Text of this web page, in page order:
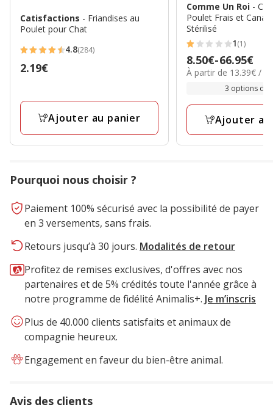
Catisfactions - Friandises au
Poulet pour Chat
4.8
étoiles
284
4.8(284)
Prix
2.19€
Ajouter au panier
Comme Un Roi -
Poulet Frais et
Stérilisé
1
étoiles
avec
avis
1(1)
Prix
de
à
66.95€
8.50€-66.95€
13.39€
À partir de 13.39€ / kg
3 options de
Ajouter
Pourquoi nous choisir ?
Paiement 100% sécurisé avec la possibilité de payer
en 3 versements, sans frais.
Retours jusqu’à 30 jours. Modalités de retour
Profitez de remises exclusives, d'offres avec nos
partenaires et de 5% crédités toute l'année grâce à
notre programme de fidélité Animalis+. Je m’inscris
Plus de 40.000 clients satisfaits et animaux de
compagnie heureux.
Engagement en faveur du bien-être animal.
Avis des clients